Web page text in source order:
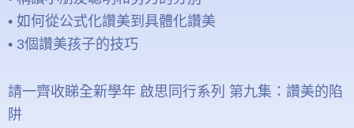
• 如何從公式化讚美到具體化讚美
• 3個讚美孩子的技巧
請一齊收睇全新學年 啟思同行系列 第九集：讚美的陷
阱